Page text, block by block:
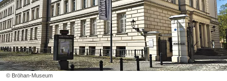
© Bröhan-Museum